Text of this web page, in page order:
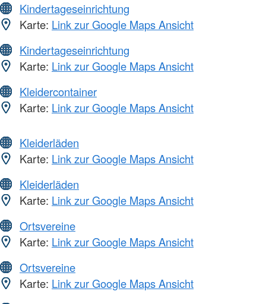
Kindertageseinrichtung
Karte: Link zur Google Maps Ansicht
Kindertageseinrichtung
Karte: Link zur Google Maps Ansicht
Kleidercontainer
Karte: Link zur Google Maps Ansicht
Kleiderläden
Karte: Link zur Google Maps Ansicht
Kleiderläden
Karte: Link zur Google Maps Ansicht
Ortsvereine
Karte: Link zur Google Maps Ansicht
Ortsvereine
Karte: Link zur Google Maps Ansicht